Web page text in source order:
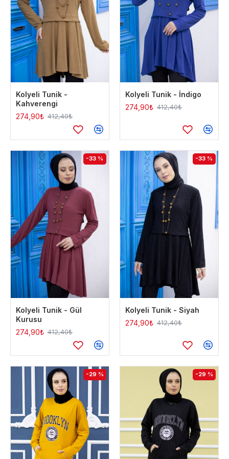
Kolyeli Tunik -
Kahverengi
274,90₺ 412,40₺
Kolyeli Tunik - İndigo
274,90₺ 412,40₺
-33 %
Kolyeli Tunik - Gül
Kurusu
274,90₺ 412,40₺
-33 %
Kolyeli Tunik - Siyah
274,90₺ 412,40₺
-29 % -29 %